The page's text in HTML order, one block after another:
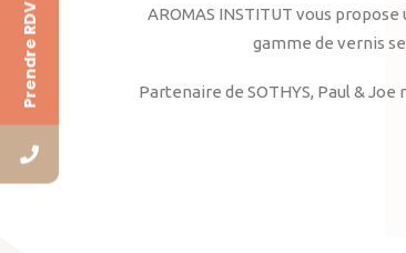
AROMAS INSTITUT vous
gamme de vernis
Partenaire de SOTHYS, Paul &
Prendre RDV